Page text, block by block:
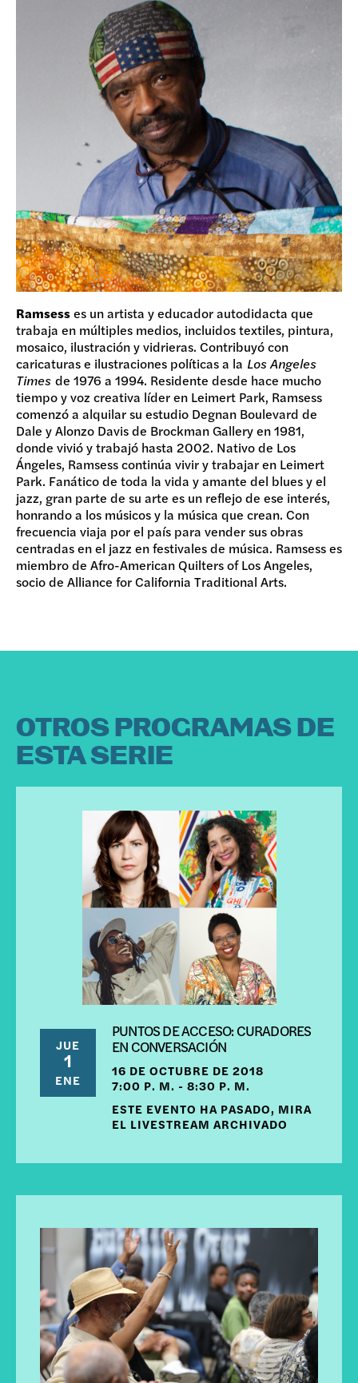
Ramsesses un artista y educador autodidacta que
trabaja en múltiples medios, incluidos textiles, pintura,
mosaico, ilustración y vidrieras. Contribuyó con
caricaturas e ilustraciones políticas a la Los Angeles
Times de 1976 a 1994. Residente desde hace mucho
tiempo y voz creativa líder en Leimert Park, Ramsess
comenzó a alquilar su estudio Degnan Boulevard de
Dale y Alonzo Davis de Brockman Gallery en 1981,
donde vivió y trabajó hasta 2002. Nativo de Los
Ángeles, Ramsess continúa vivir y trabajar en Leimert
Park. Fanático de toda la vida y amante del blues y el
jazz, gran parte de su arte es un reflejo de ese interés,
honrando a los músicos y la música que crean. Con
frecuencia viaja por el país para vender sus obras
centradas en el jazz en festivales de música. Ramsess es
miembro de Afro-American Quilters of Los Angeles,
socio de Alliance for California Traditional Arts.
OTROS PROGRAMAS DE
ESTA SERIE
JUE
1
ENE
PUNTOS DE ACCESO: CURADORES
EN CONVERSACIÓN
16 DE OCTUBRE DE 2018
7:00 P. M. - 8:30 P. M.
ESTE EVENTO HA PASADO, MIRA
EL LIVESTREAM ARCHIVADO